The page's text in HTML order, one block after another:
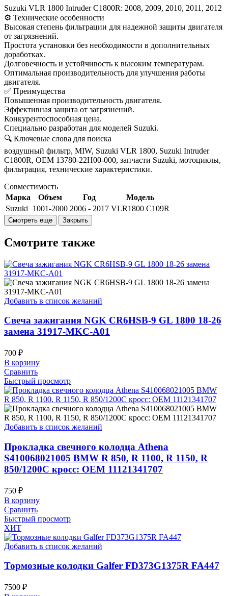
Suzuki VLR 1800 Intruder C1800R: 2008, 2009, 2010, 2011, 2012
⚙️ Технические особенности
Высокая степень фильтрации для надежной защиты двигателя
от загрязнений.
Простота установки без необходимости в дополнительных
доработках.
Долговечность и устойчивость к высоким температурам.
Оптимальная производительность для улучшения работы
двигателя.
✅ Преимущества
Повышенная производительность двигателя.
Эффективная защита от загрязнений.
Конкурентоспособная цена.
Специально разработан для моделей Suzuki.
🔍 Ключевые слова для поиска
воздушный фильтр, MIW, Suzuki VLR 1800, Suzuki Intruder
C1800R, OEM 13780-22H00-000, запчасти Suzuki, мотоциклы,
фильтрация, технические характеристики.
Совместимость
Марка
Объем Год
Модель
Suzuki
1001-2000 2006 - 2017 VLR1800 C109R
Смотрите также
Добавить в список желаний
Свеча зажигания NGK CR6HSB-9 GL 1800 18-26
замена 31917-MKC-A01
700 ₽
В корзину
Сравнить
Быстрый просмотр
Добавить в список желаний
Прокладка свечного колодца Athena
S410068021005 BMW R 850, R 1100, R 1150, R
850/1200C кросс: OEM 11121341707
750 ₽
В корзину
Сравнить
Быстрый просмотр
ХИТ
Добавить в список желаний
Тормозные колодки Galfer FD373G1375R FA447
7500 ₽